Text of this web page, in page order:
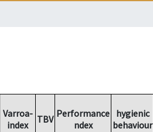
Varroa-
index
TBV Performance
ndex
hygienic
behaviour